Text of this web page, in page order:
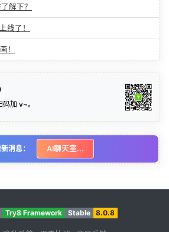
解下？
线了！
！
加 v~。
消息： AI聊天室...
Try8 Framework Stable 8.0.8